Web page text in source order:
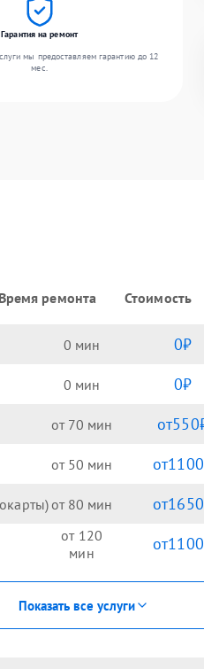
Гарантия на ремонт
мы предоставляем гарантию до 12
мес.
Время ремонта Стоимость
0 0
0 0
70 550
50 1100
80 1650
120 1100
Показать все услуги